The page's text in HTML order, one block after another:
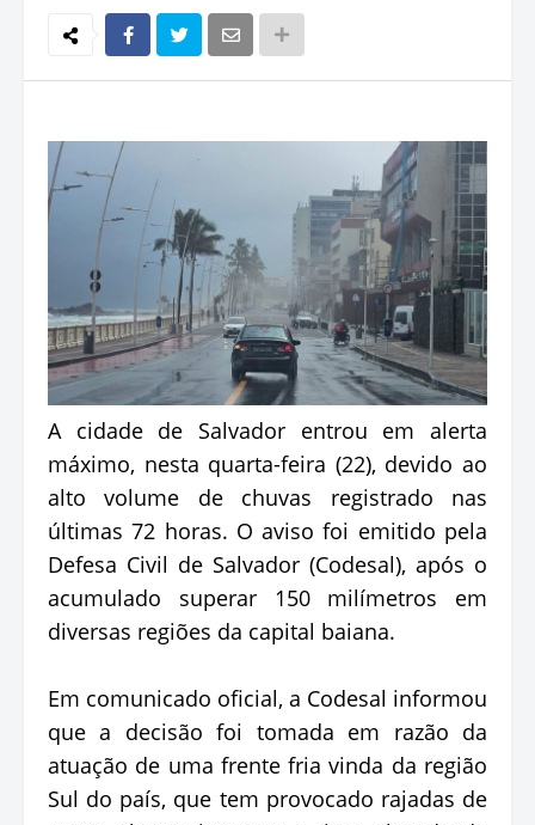
A cidade de Salvador entrou em alerta
máximo, nesta quarta-feira (22), devido ao
alto volume de chuvas registrado nas
últimas 72 horas. O aviso foi emitido pela
Defesa Civil de Salvador (Codesal), após o
acumulado superar 150 milímetros em
diversas regiões da capital baiana.
Em comunicado oficial, a Codesal informou
que a decisão foi tomada em razão da
atuação de uma frente fria vinda da região
Sul do país, que tem provocado rajadas de